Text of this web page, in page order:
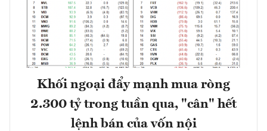
Khối ngoại đẩy mạnh mua ròng
2.300 tỷ trong tuần qua, "cân" hết
lệnh bán của vốn nội